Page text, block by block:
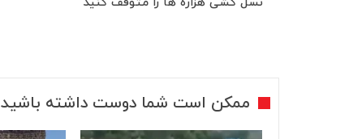
ممکن است شما دوست داشته باشید